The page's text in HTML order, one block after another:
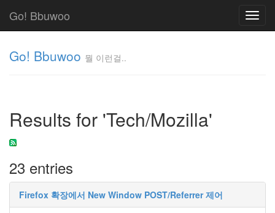
Go! Bbuwoo
Go! Bbuwoo 뭘 이런걸..
Results for 'Tech/Mozilla'
23 entries
Firefox 확장에서 New Window POST/Referrer 제어
걸..
김
정
균
Cloud